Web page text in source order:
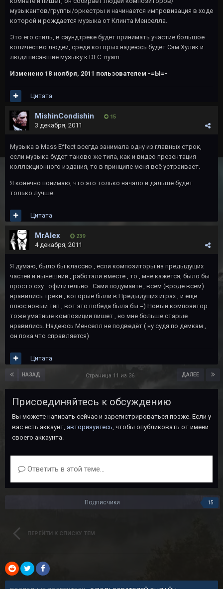
музыкантов/группы/оркестры и начинается импровизация в ходе
которой и рождается музыка от Клинта Менселла.
Это его стиль, в саундтреке будет принимать участие большое
количество людей, среди которых надеюсь будет Сэм Хулик и
люди писавшие музыку к DLC :nyam:
Изменено 18 ноября, 2011 пользователем -=Ы=-
Цитата
MishinCondishin 15
3 декабря, 2011
Музыка в Mass Effect всегда занимала одну из главных строк,
если музыка будет таково же типа, как и видео презентация
коллекционного издания, то в принципе меня всё устраивает.
Я конечно понимаю, что это только начало и дальше будет
только лучше.
Цитата
MrAlex 239
4 декабря, 2011
Я думаю, было бы классно , если композиторы из предыдущих
частей и нынешний , работали вместе , то , мне кажется, было бы
просто оху...офигительно . Сами подумайте , всем (вроде всем)
нравились треки , которые были в Предыдущих играх , и ещё
плюс новый тип , вот это победа была бы =) Новый композитор
тоже уматные композиции пишет , но мне больше старые
нравились. Надеюсь Менселл не подведёт ( ну судя по демкам ,
он пока что справляется)
Цитата
НАЗАД ДАЛЕЕ
Страница 11 из 36
Присоединяйтесь к обсуждению
Вы можете написать сейчас и зарегистрироваться позже. Если у
вас есть аккаунт, авторизуйтесь, чтобы опубликовать от имени
своего аккаунта.
Ответить в этой теме...
Подписчики 15
ПЕРЕЙТИ К СПИСКУ ТЕМ